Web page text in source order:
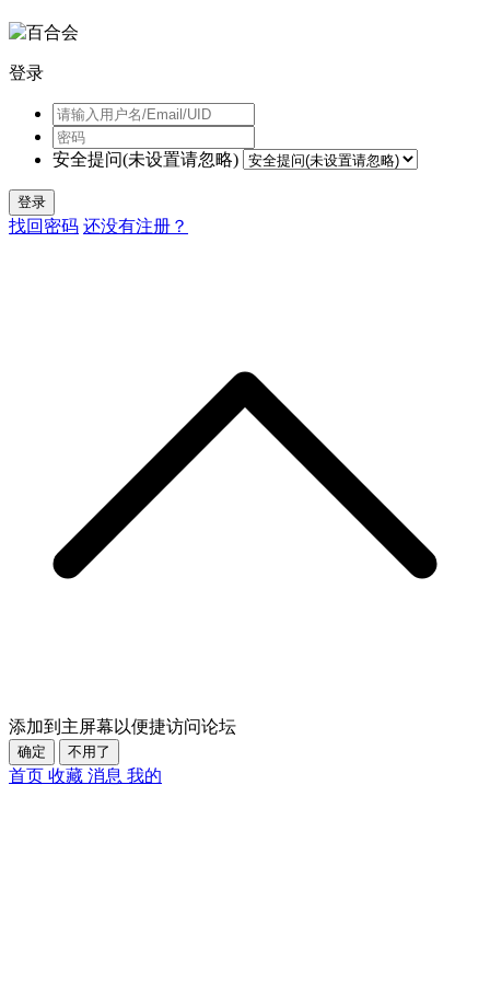
登录
安全提问(未设置请忽略)
登录
找回密码 还没有注册？
添加到主屏幕以便捷访问论坛
确定 不用了
首页 收藏 消息 我的